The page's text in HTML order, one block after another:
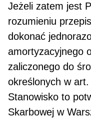
Jeżeli zatem jest
rozumieniu
dokonać
amortyzacyjnego
zaliczonego do
określonych w
Stanowisko to
Skarbowej w